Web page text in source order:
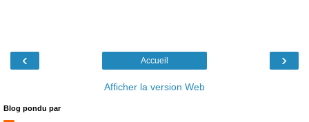
‹ ›
Accueil
Afficher la version Web
Blog pondu par